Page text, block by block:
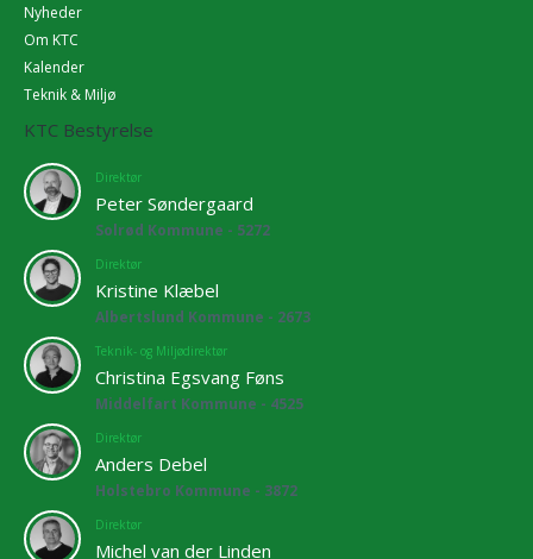
Nyheder
Om KTC
Kalender
Teknik & Miljø
KTC Bestyrelse
Direktør
Peter Søndergaard
Solrød Kommune - 5272
Direktør
Kristine Klæbel
Albertslund Kommune - 2673
Teknik- og Miljødirektør
Christina Egsvang Føns
Middelfart Kommune - 4525
Direktør
Anders Debel
Holstebro Kommune - 3872
Direktør
Michel van der Linden